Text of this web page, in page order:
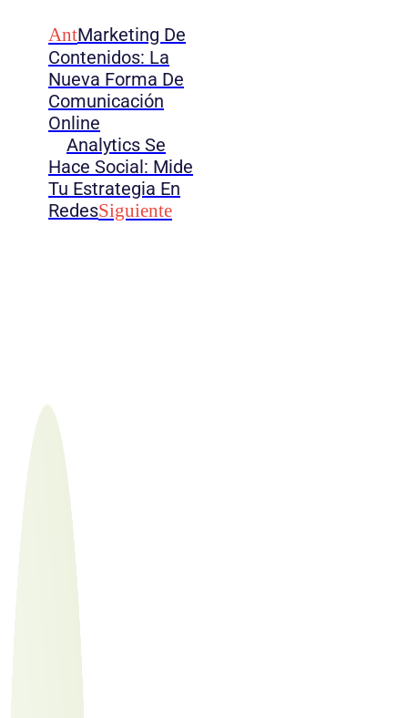
AntMarketing De
Contenidos: La
Nueva Forma De
Comunicación
Online
Analytics Se
Hace Social: Mide
Tu Estrategia En
RedesSiguiente